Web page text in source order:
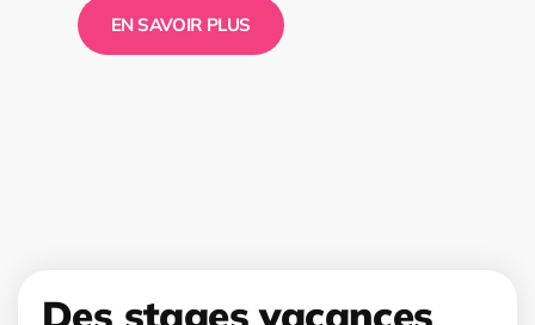
EN SAVOIR PLUS